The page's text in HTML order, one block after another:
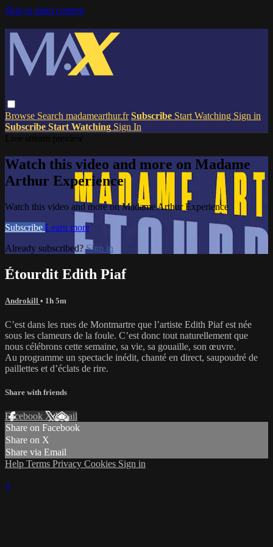
Skip to main content
Browse Search madamearthur.fr Subscribe Start Watching Sign in
Subscribe Start Watching Sign In
Watch this video and more on Madame
Arthur Experience
Watch this video and more on Madame Arthur Experience
Subscribe Learn more
Already subscribed?Sign in
Étourdit Edith Piaf
Androkill • 1h 5m
C’est dans les rues de Montmartre que l’artiste Edith Piaf est née
sous les clameurs de la foule. C’est donc tout naturellement que
nous célébrons cette semaine, sa vie, sa gouaille, son œuvre.
Au programme un spectacle inédit, chanté en direct, saupoudré de
paillettes et d’éclats de rire.
Share with friends
Facebook XEmail
Share on Facebook
Share on X
Share via Email
Help Terms Privacy Cookies Sign in
×